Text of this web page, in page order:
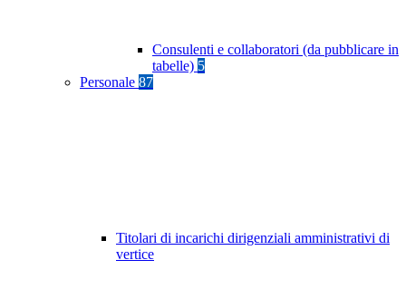
Consulenti e collaboratori (da pubblicare in
tabelle) 5
Personale 87
Titolari di incarichi dirigenziali amministrativi di
vertice